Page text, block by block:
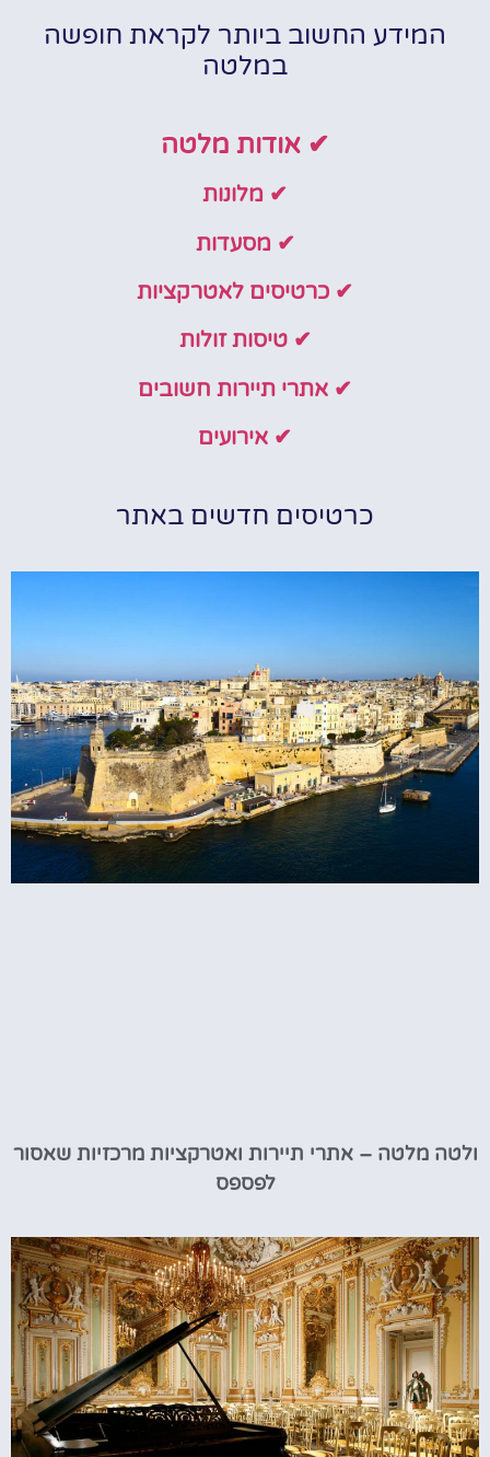
המידע החשוב ביותר לקראת חופשה
במלטה
✔ אודות מלטה
✔ מלונות
✔ מסעדות
✔ כרטיסים לאטרקציות
✔ טיסות זולות
✔ אתרי תיירות חשובים
✔ אירועים
כרטיסים חדשים באתר
ולטה מלטה – אתרי תיירות ואטרקציות מרכזיות שאסור
לפספס